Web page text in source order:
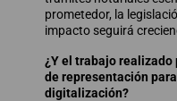
prometedor, la
impacto seguirá
¿Y el trabajo realizado
de representación
digitalización?